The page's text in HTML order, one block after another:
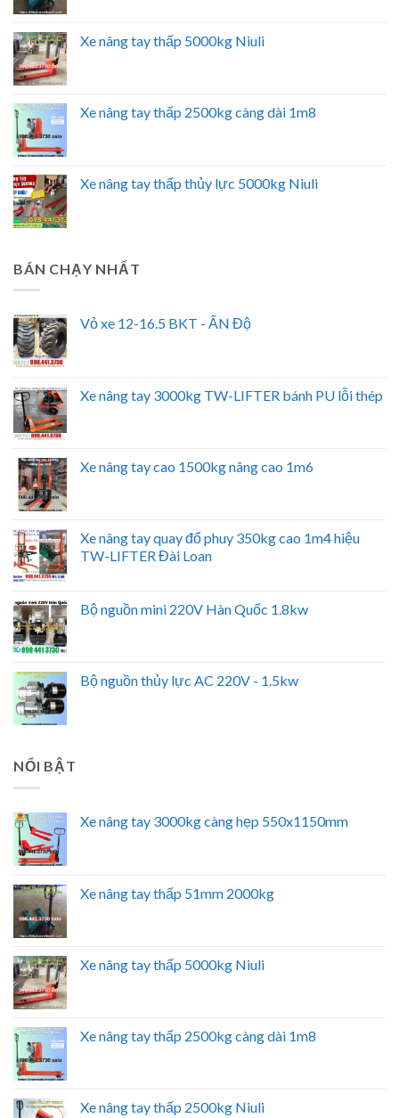
Xe nâng tay thấp 5000kg Niuli
Xe nâng tay thấp 2500kg càng dài 1m8
Xe nâng tay thấp thủy lực 5000kg Niuli
BÁN CHẠY NHẤT
Vỏ xe 12-16.5 BKT - ẤN Độ
Xe nâng tay 3000kg TW-LIFTER bánh PU lỗi thép
Xe nâng tay cao 1500kg nâng cao 1m6
Xe nâng tay quay đổ phuy 350kg cao 1m4 hiệu
TW-LIFTER Đài Loan
Bộ nguồn mini 220V Hàn Quốc 1.8kw
Bộ nguồn thủy lực AC 220V - 1.5kw
NỔI BẬT
Xe nâng tay 3000kg càng hẹp 550x1150mm
Xe nâng tay thấp 51mm 2000kg
Xe nâng tay thấp 5000kg Niuli
Xe nâng tay thấp 2500kg càng dài 1m8
Xe nâng tay thấp 2500kg Niuli